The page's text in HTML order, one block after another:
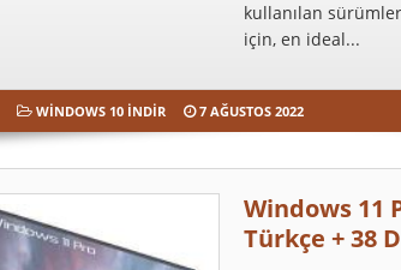
kullanılan
için, en ideal...
WINDOWS 10 İNDIR 7 AĞUSTOS 2022
Windows 11
Türkçe + 38